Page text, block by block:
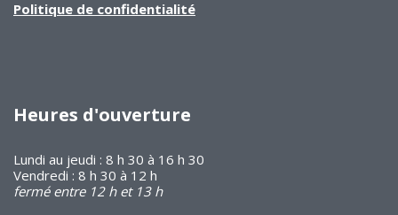
Politique de confidentialité
Heures d'ouverture
Lundi au jeudi : 8 h 30 à 16 h 30
Vendredi : 8 h 30 à 12 h
fermé entre 12 h et 13 h